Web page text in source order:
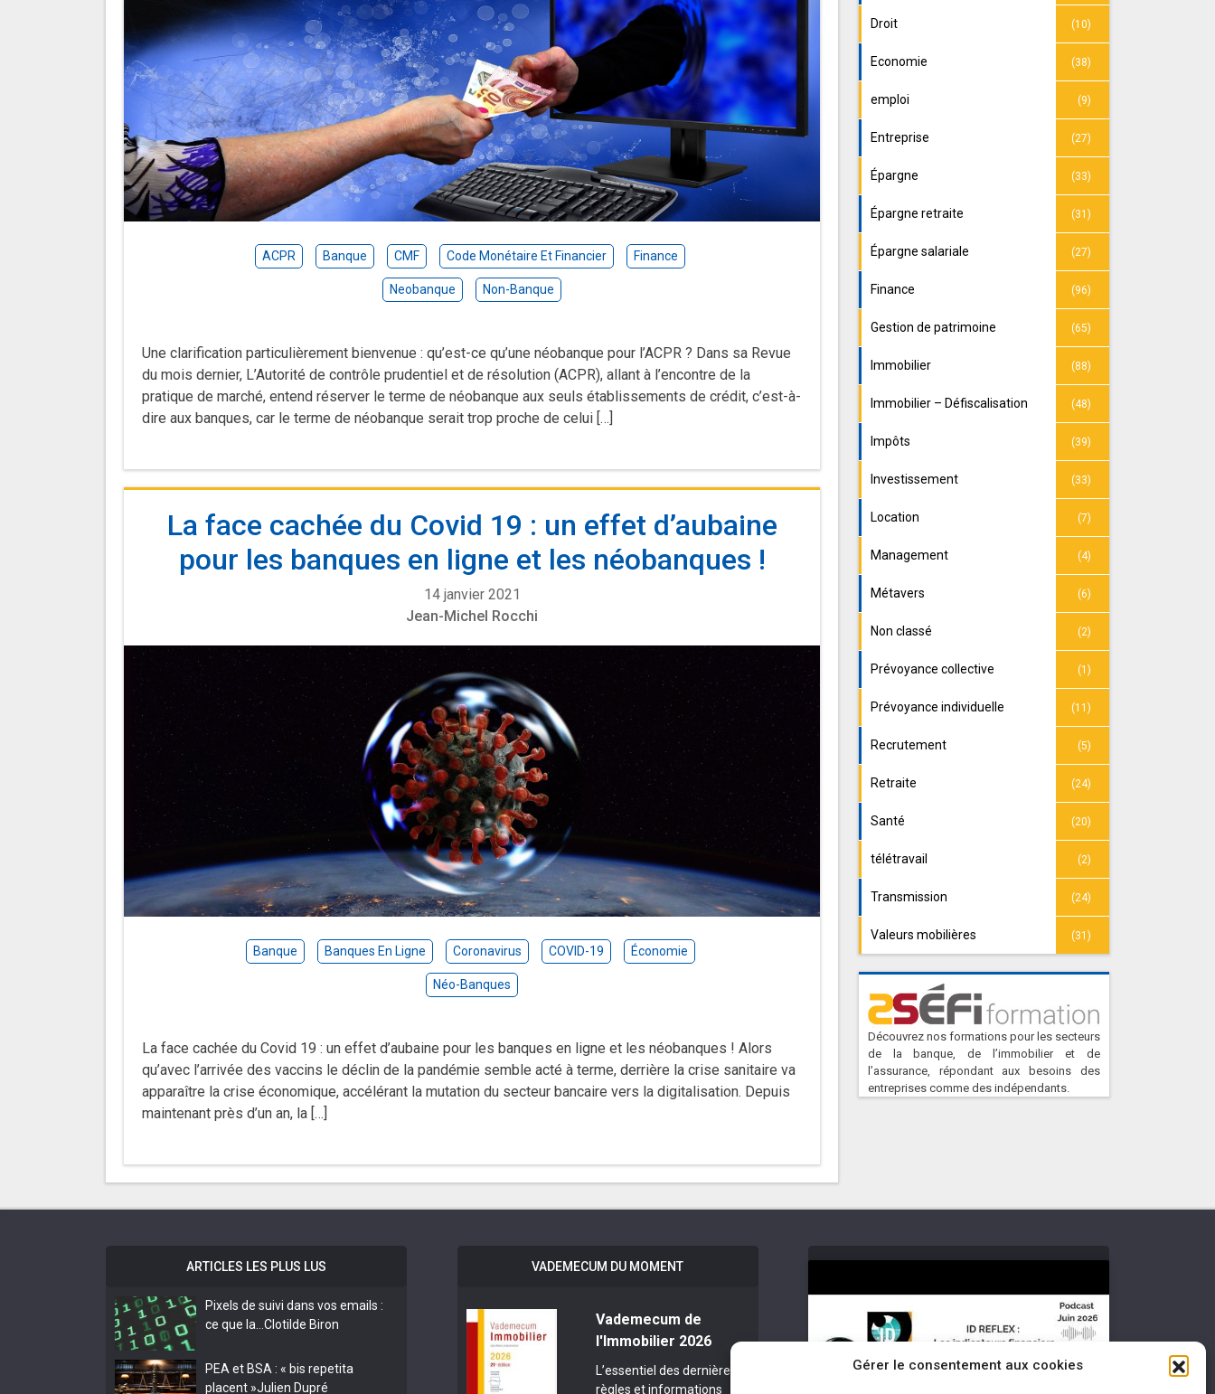
Gérer le consentement aux cookies
ACPR Banque CMF Code Monétaire Et Financier Finance
Neobanque Non-Banque
Une clarification particulièrement bienvenue : qu’est-ce qu’une néobanque pour l’ACPR ? Dans sa Revue
du mois dernier, L’Autorité de contrôle prudentiel et de résolution (ACPR), allant à l’encontre de la
pratique de marché, entend réserver le terme de néobanque aux seuls établissements de crédit, c’est-à-
dire aux banques, car le terme de néobanque serait trop proche de celui […]
La face cachée du Covid 19 : un effet d’aubaine
pour les banques en ligne et les néobanques !
14 janvier 2021
Jean-Michel Rocchi
Banque Banques En Ligne Coronavirus COVID-19 Économie
Néo-Banques
La face cachée du Covid 19 : un effet d’aubaine pour les banques en ligne et les néobanques ! Alors
qu’avec l’arrivée des vaccins le déclin de la pandémie semble acté à terme, derrière la crise sanitaire va
apparaître la crise économique, accélérant la mutation du secteur bancaire vers la digitalisation. Depuis
maintenant près d’un an, la […]
Droit (10)
Economie (38)
emploi (9)
Entreprise (27)
Épargne (33)
Épargne retraite (31)
Épargne salariale (27)
Finance (96)
Gestion de patrimoine (65)
Immobilier (88)
Immobilier – Défiscalisation (48)
Impôts (39)
Investissement (33)
Location (7)
Management (4)
Métavers (6)
Non classé (2)
Prévoyance collective (1)
Prévoyance individuelle (11)
Recrutement (5)
Retraite (24)
Santé (20)
télétravail (2)
Transmission (24)
Valeurs mobilières (31)
Découvrez nos formations pour les secteurs
de la banque, de l’immobilier et de
l’assurance, répondant aux besoins des
entreprises comme des indépendants.
ARTICLES LES PLUS LUS
Pixels de suivi dans vos emails :
ce que la… Clotilde Biron
PEA et BSA : « bis repetita
placent »Julien Dupré
VADEMECUM DU MOMENT
Vademecum de
l'Immobilier 2026
L’essentiel des dernières
règles et informations
Cliquez pour accepter les cookies